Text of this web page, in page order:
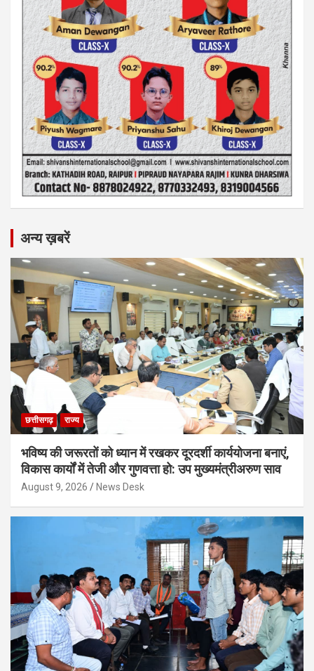
अन्य ख़बरें
छत्तीसगढ़ राज्य
भविष्य की जरूरतों को ध्यान में रखकर दूरदर्शी कार्ययोजना बनाएं,
विकास कार्यों में तेजी और गुणवत्ता हो: उप मुख्यमंत्रीअरुण साव
August 9, 2026 News Desk